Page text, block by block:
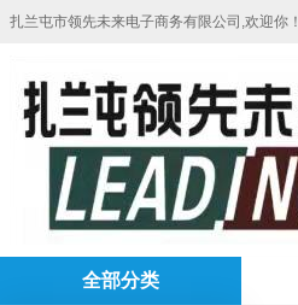
扎兰屯市领先未来电子商务有限公司,欢迎你！
全部分类